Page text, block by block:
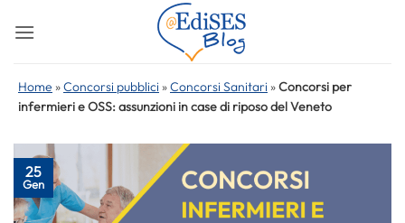
Home »Concorsi pubblici »Concorsi Sanitari »Concorsi per
infermieri e OSS: assunzioni in case di riposo del Veneto
25
Gen